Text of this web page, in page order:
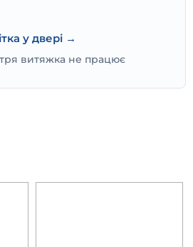
у двері →
витяжка не працює